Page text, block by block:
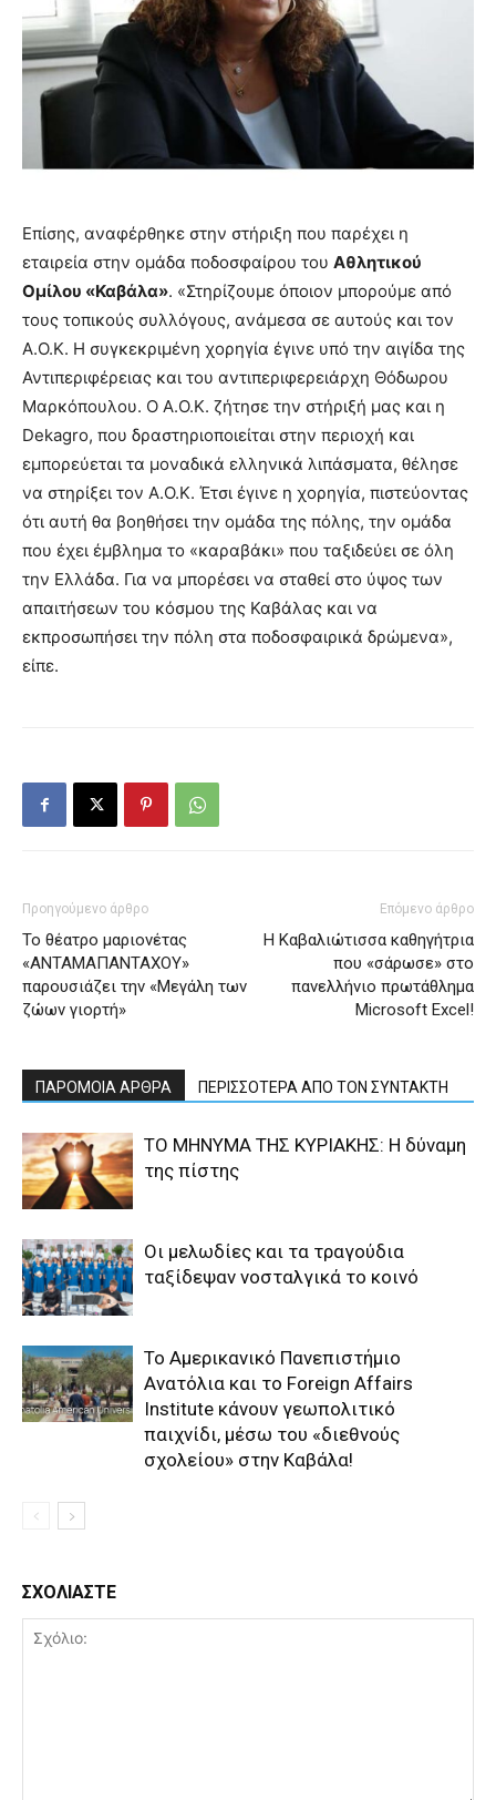
Επίσης, αναφέρθηκε στην στήριξη που παρέχει η
εταιρεία στην ομάδα ποδοσφαίρου του Αθλητικού
Ομίλου «Καβάλα». «Στηρίζουμε όποιον μπορούμε από
τους τοπικούς συλλόγους, ανάμεσα σε αυτούς και τον
Α.Ο.Κ. Η συγκεκριμένη χορηγία έγινε υπό την αιγίδα της
Αντιπεριφέρειας και του αντιπεριφερειάρχη Θόδωρου
Μαρκόπουλου. Ο Α.Ο.Κ. ζήτησε την στήριξή μας και η
Dekagro, που δραστηριοποιείται στην περιοχή και
εμπορεύεται τα μοναδικά ελληνικά λιπάσματα, θέλησε
να στηρίξει τον Α.Ο.Κ. Έτσι έγινε η χορηγία, πιστεύοντας
ότι αυτή θα βοηθήσει την ομάδα της πόλης, την ομάδα
που έχει έμβλημα το «καραβάκι» που ταξιδεύει σε όλη
την Ελλάδα. Για να μπορέσει να σταθεί στο ύψος των
απαιτήσεων του κόσμου της Καβάλας και να
εκπροσωπήσει την πόλη στα ποδοσφαιρικά δρώμενα»,
είπε.
Προηγούμενο άρθρο
Το θέατρο μαριονέτας
«ΑΝΤΑΜΑΠΑΝΤΑΧΟΥ»
παρουσιάζει την «Μεγάλη των
ζώων γιορτή»
Επόμενο άρθρο
Η Καβαλιώτισσα καθηγήτρια
που «σάρωσε» στο
πανελλήνιο πρωτάθλημα
Microsoft Excel!
ΠΑΡΟΜΟΙΑ ΑΡΘΡΑ ΠΕΡΙΣΣΟΤΕΡΑ ΑΠΟ ΤΟΝ ΣΥΝΤΑΚΤΗ
ΤΟ ΜΗΝΥΜΑ ΤΗΣ ΚΥΡΙΑΚΗΣ: Η δύναμη
της πίστης
Οι μελωδίες και τα τραγούδια
ταξίδεψαν νοσταλγικά το κοινό
Το Αμερικανικό Πανεπιστήμιο
Ανατόλια και το Foreign Affairs
Institute κάνουν γεωπολιτικό
παιχνίδι, μέσω του «διεθνούς
σχολείου» στην Καβάλα!
ΣΧΟΛΙΑΣΤΕ